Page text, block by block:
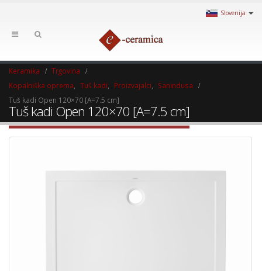
Slovenija
Keramika
Trgovina
Kopalniška oprema
Tuš kadi Proizvajalci
Sanindusa
Tuš kadi Open 120×70 [A=7.5 cm]
Tuš kadi Open 120×70 [A=7.5 cm]